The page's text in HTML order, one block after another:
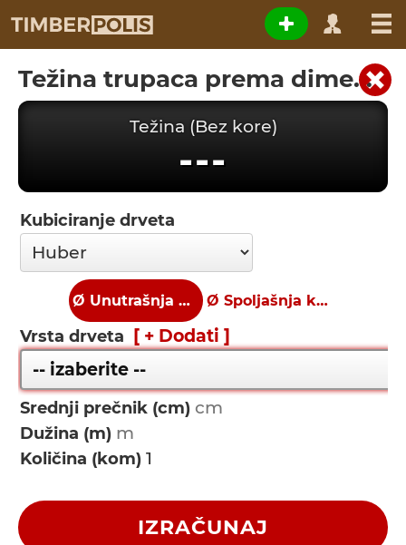
Težina trupaca prema dimenzijama
Težina (Bez kore)
---
Kubiciranje drveta
Ø Unutrašnja kora Ø Spoljašnja kora
Vrsta drveta [ + Dodati ]
Srednji prečnik (cm)
Dužina (m)
Količina (kom)
IZRAČUNAJ